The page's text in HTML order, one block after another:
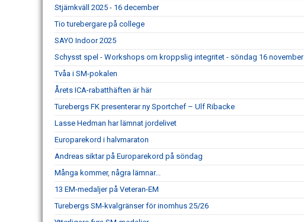
Stjärnkväll 2025 - 16 december
Tio turebergare på college
SAYO Indoor 2025
Schysst spel - Workshops om kroppslig integritet - söndag 16 november
Tvåa i SM-pokalen
Årets ICA-rabatthäften är här
Turebergs FK presenterar ny Sportchef – Ulf Ribacke
Lasse Hedman har lämnat jordelivet
Europarekord i halvmaraton
Andreas siktar på Europarekord på söndag
Många kommer, några lämnar...
13 EM-medaljer på Veteran-EM
Turebergs SM-kvalgränser för inomhus 25/26